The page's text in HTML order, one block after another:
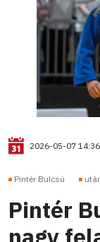
2026-05-07 14:36
Pintér Bulcsú
Pintér